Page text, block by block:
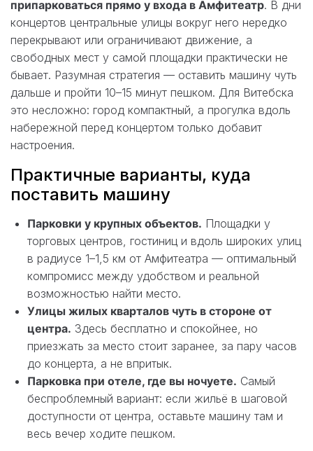
припарковаться прямо у входа в Амфитеатр. В дни
концертов центральные улицы вокруг него нередко
перекрывают или ограничивают движение, а
свободных мест у самой площадки практически не
бывает. Разумная стратегия — оставить машину чуть
дальше и пройти 10–15 минут пешком. Для Витебска
это несложно: город компактный, а прогулка вдоль
набережной перед концертом только добавит
настроения.
Практичные варианты, куда
поставить машину
Парковки у крупных объектов. Площадки у
торговых центров, гостиниц и вдоль широких улиц
в радиусе 1–1,5 км от Амфитеатра — оптимальный
компромисс между удобством и реальной
возможностью найти место.
Улицы жилых кварталов чуть в стороне от
центра. Здесь бесплатно и спокойнее, но
приезжать за место стоит заранее, за пару часов
до концерта, а не впритык.
Парковка при отеле, где вы ночуете. Самый
беспроблемный вариант: если жильё в шаговой
доступности от центра, оставьте машину там и
весь вечер ходите пешком.